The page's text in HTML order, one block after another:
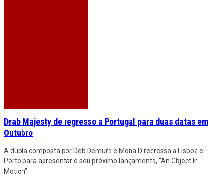
Drab Majesty de regresso a Portugal para duas datas em
Outubro
A dupla composta por Deb Demure e Mona D regressa a Lisboa e
Porto para apresentar o seu próximo lançamento, “An Object In
Motion”.